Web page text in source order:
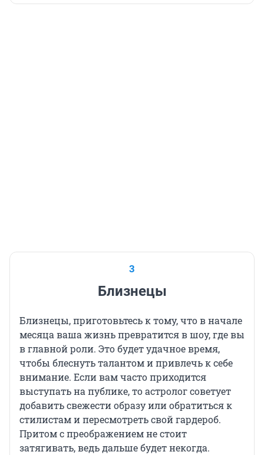
3
Близнецы
Близнецы, приготовьтесь к тому, что в начале
месяца ваша жизнь превратится в шоу, где вы
в главной роли. Это будет удачное время,
чтобы блеснуть талантом и привлечь к себе
внимание. Если вам часто приходится
выступать на публике, то астролог советует
добавить свежести образу или обратиться к
стилистам и пересмотреть свой гардероб.
Притом с преображением не стоит
затягивать, ведь дальше будет некогда.